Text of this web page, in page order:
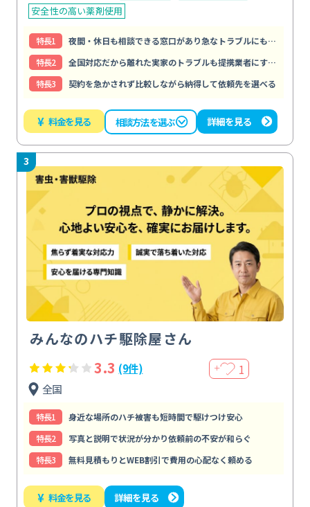
安全性の高い薬剤使用
特⻑1
夜間・休日も相談できる窓口があり急なトラブルにもすぐ動ける
特⻑2
全国対応だから離れた実家のトラブルも提携業者にすぐ頼める
特⻑3
契約を急かされず比較しながら納得して依頼先を選べる
¥ 料金を見る 相談方法を選ぶ 詳細を見る
3
みんなのハチ駆除屋さん
3.3 (9件) ＋ 1
全国
特⻑1
身近な場所のハチ被害も短時間で駆けつけ安心
特⻑2
写真と説明で状況が分かり依頼前の不安が和らぐ
特⻑3
無料見積もりとWEB割引で費用の心配なく頼める
¥ 料金を見る 詳細を見る